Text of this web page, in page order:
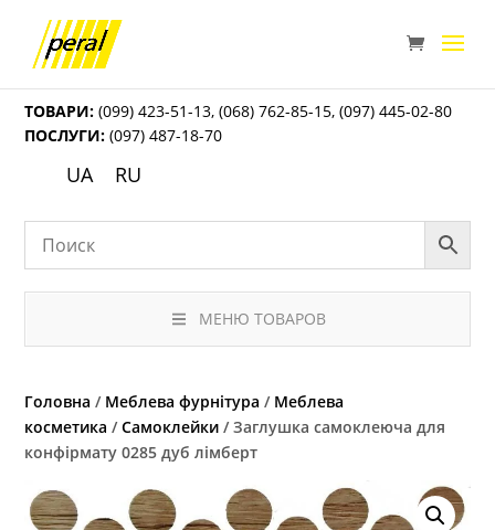
ТОВАРИ: (099) 423-51-13,(068) 762-85-15,(097) 445-02-80
ПОСЛУГИ: (097) 487-18-70
UA RU
МЕНЮ ТОВАРОВ
Головна / Меблева фурнітура / Меблева
косметика /Самоклейки / Заглушка самоклеюча для
конфірмату 0285 дуб лімберт